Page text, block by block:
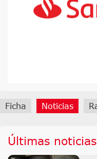
Ficha Noticias
Últimas noticias